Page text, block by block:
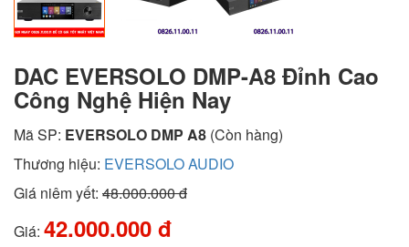
DAC EVERSOLO DMP-A8 Đỉnh Cao
Công Nghệ Hiện Nay
Mã SP: EVERSOLO DMP A8 (Còn hàng)
Thương hiệu: EVERSOLO AUDIO
Giá niêm yết: 48.000.000 đ
Giá: 42.000.000 đ